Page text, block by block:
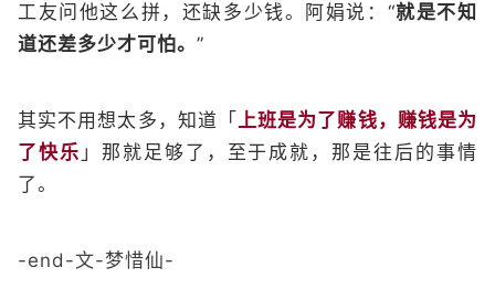
工友问他这么拼，还缺多少钱。阿娟说：“就是不知
道还差多少才可怕。 ”
其实不用想太多，知道「 上班是为了赚钱，赚钱是为
了快乐 」那就足够了，至于成就，那是往后的事情
了。
-end-文-梦惜仙-